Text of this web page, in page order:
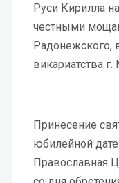
Руси Кирилла
честными
Радонежского,
викариатства
Принесение
юбилейной
Православная